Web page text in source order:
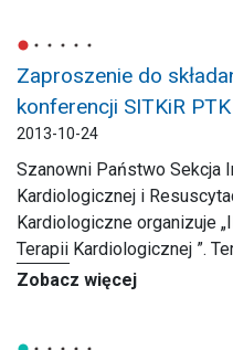
Zaproszenie do
konferencji SITKiR PTK
2013-10-24
Szanowni Państwo Sekcja
Kardiologicznej i
Kardiologiczne organizuje
Terapii Kardiologicznej ”.
Zobacz więcej